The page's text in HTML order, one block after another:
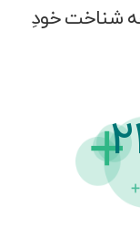
شناخت خودِ